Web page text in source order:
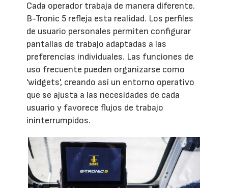
Cada operador trabaja de manera diferente.
B-Tronic 5 refleja esta realidad. Los perfiles
de usuario personales permiten configurar
pantallas de trabajo adaptadas a las
preferencias individuales. Las funciones de
uso frecuente pueden organizarse como
'widgets', creando así un entorno operativo
que se ajusta a las necesidades de cada
usuario y favorece flujos de trabajo
ininterrumpidos.